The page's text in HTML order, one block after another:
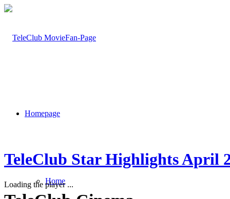
Homepage
Home
TeleClub Star Highlights April
Loading the player ...